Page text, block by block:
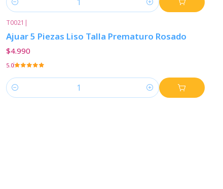
Cantidad
T0021 |
Ajuar 5 Piezas Liso Talla Prematuro Rosado
$4.990
5.0
Cantidad